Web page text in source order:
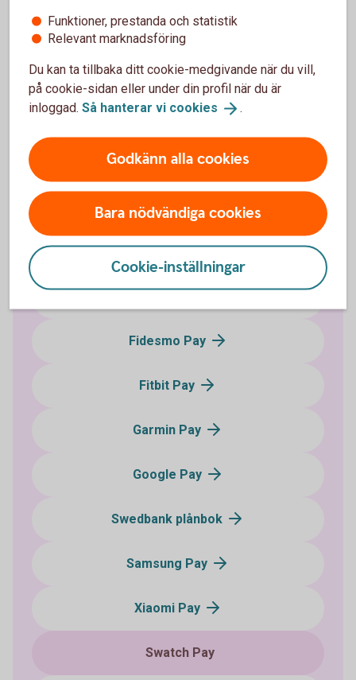
Om du har frågor eller funderingar om Swatch Pay,
Swatch Pay(swatch.com)
Blippa med mobil eller klocka
Apple Pay
Fidesmo Pay
Fitbit Pay
Garmin Pay
Google Pay
Swedbank plånbok
Samsung Pay
Xiaomi Pay
Swatch Pay
Funktioner, prestanda och statistik
Relevant marknadsföring
Du kan ta tillbaka ditt cookie-medgivande när du vill,
på cookie-sidan eller under din profil när du är
inloggad. Så hanterar vi cookies .
Godkänn alla cookies
Bara nödvändiga cookies
Cookie-inställningar